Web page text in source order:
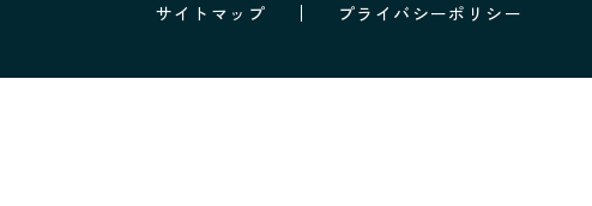
サイトマップ プライバシーポリシー